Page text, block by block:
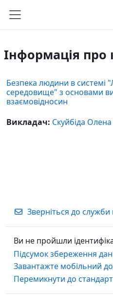
Бокова панель
Інформація про
Безпека людини в системі
середовище" з основами
взаємовідносин
Викладач: Скуйбіда Олена
Зверніться до служби
Ви не пройшли
Підсумок збереження
Завантажте мобільний
Перемикнути до